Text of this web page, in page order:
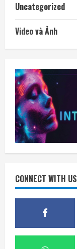
Uncategorized
Video và Ảnh
CONNECT WITH US